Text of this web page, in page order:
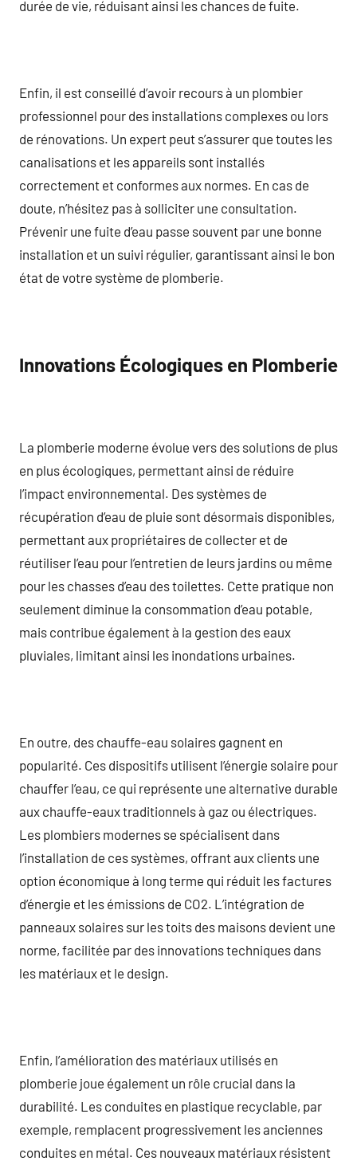
durée de vie, réduisant ainsi les chances de fuite.
Enfin, il est conseillé d’avoir recours à un plombier
professionnel pour des installations complexes ou lors
de rénovations. Un expert peut s’assurer que toutes les
canalisations et les appareils sont installés
correctement et conformes aux normes. En cas de
doute, n’hésitez pas à solliciter une consultation.
Prévenir une fuite d’eau passe souvent par une bonne
installation et un suivi régulier, garantissant ainsi le bon
état de votre système de plomberie.
Innovations Écologiques en Plomberie
La plomberie moderne évolue vers des solutions de plus
en plus écologiques, permettant ainsi de réduire
l’impact environnemental. Des systèmes de
récupération d’eau de pluie sont désormais disponibles,
permettant aux propriétaires de collecter et de
réutiliser l’eau pour l’entretien de leurs jardins ou même
pour les chasses d’eau des toilettes. Cette pratique non
seulement diminue la consommation d’eau potable,
mais contribue également à la gestion des eaux
pluviales, limitant ainsi les inondations urbaines.
En outre, des chauffe-eau solaires gagnent en
popularité. Ces dispositifs utilisent l’énergie solaire pour
chauffer l’eau, ce qui représente une alternative durable
aux chauffe-eaux traditionnels à gaz ou électriques.
Les plombiers modernes se spécialisent dans
l’installation de ces systèmes, offrant aux clients une
option économique à long terme qui réduit les factures
d’énergie et les émissions de CO2. L’intégration de
panneaux solaires sur les toits des maisons devient une
norme, facilitée par des innovations techniques dans
les matériaux et le design.
Enfin, l’amélioration des matériaux utilisés en
plomberie joue également un rôle crucial dans la
durabilité. Les conduites en plastique recyclable, par
exemple, remplacent progressivement les anciennes
conduites en métal. Ces nouveaux matériaux résistent